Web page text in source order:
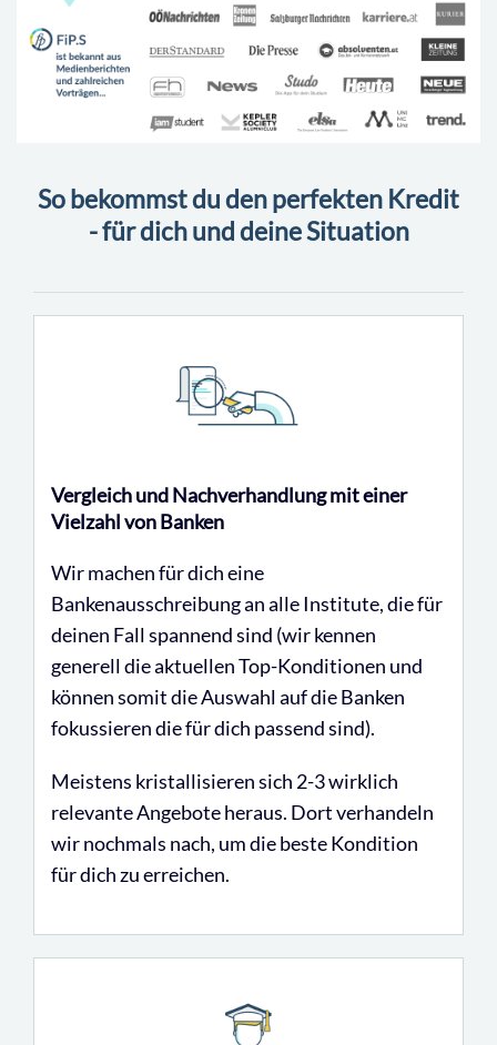
So bekommst du den perfekten Kredit
- für dich und deine Situation
Vergleich und Nachverhandlung mit einer
Vielzahl von Banken
Wir machen für dich eine
Bankenausschreibung an alle Institute, die für
deinen Fall spannend sind (wir kennen
generell die aktuellen Top-Konditionen und
können somit die Auswahl auf die Banken
fokussieren die für dich passend sind).
Meistens kristallisieren sich 2-3 wirklich
relevante Angebote heraus. Dort verhandeln
wir nochmals nach, um die beste Kondition
für dich zu erreichen.